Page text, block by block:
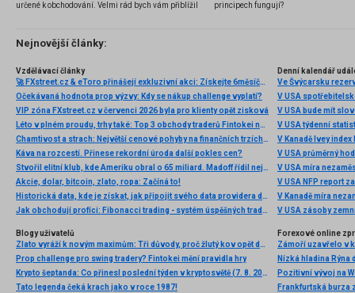
určené k obchodování. Velmi rád bych vám přiblížil
několik příkladů nejznámějších z nich.
principech fungují?
Nejnovější články:
Vzdělávací články
🚀 FXstreet.cz & eToro přinášejí exkluzivní akci: Získejte 6měsíční členství ve VIP zóně ZDARMA
Očekávaná hodnota prop výzvy: Kdy se nákup challenge vyplatí?
VIP zóna FXstreet.cz v červenci 2026 byla pro klienty opět zisková
Léto v plném proudu, trhy také: Top 3 obchody traderů Fintokei na indexech a zlatě
Chamtivost a strach: Největší cenové pohyby na finančních trzích (červenec 2026)
Káva na rozcestí. Přinese rekordní úroda další pokles cen?
Stvořil elitní klub, kde Ameriku obral o 65 miliard. Madoff řídil největší Ponzi dějin
Akcie, dolar, bitcoin, zlato, ropa: Začíná to!
Historická data, kde je získat, jak připojit svého data providera do MultiCharts a proč je budeme potřebovat? (4. díl)
Jak obchodují profíci: Fibonacci trading - systém úspěšných traderů
Denní kalendář
Ve Švýcarsku
V USA
V USA bude mít
V USA týdenní
V Kanadě Ivey index
V USA průměrný
V USA míra
V USA NFP report
V Kanadě míra
V USA zásoby
Blogy uživatelů
Zlato vyráží k novým maximům: Tři důvody, proč žlutý kov opět dominuje
Prop challenge pro swing tradery? Fintokei mění pravidla hry
Krypto šeptanda: Co přinesl poslední týden v kryptosvětě (7. 8. 2026)
Tato legenda čeká krach jako v roce 1987!
Forexové online
Nízká hladina
Pozitivní vývoj na
Frankfurtská burza